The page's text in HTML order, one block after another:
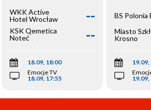
WKK Active
Hotel Wrocław
--
KSK Qemetica
Noteć
Inowrocław
--
18.09, 18:00
Emocje TV
18.09, 17:55
BS Polonia
Miasto
Krosno
19.09,
19.09,